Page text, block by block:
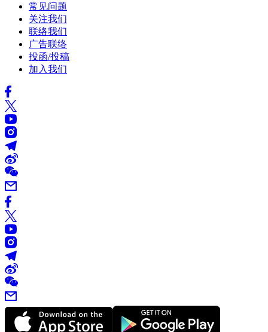
常见问题
关注我们
联络我们
广告联络
投函/投稿
加入我们